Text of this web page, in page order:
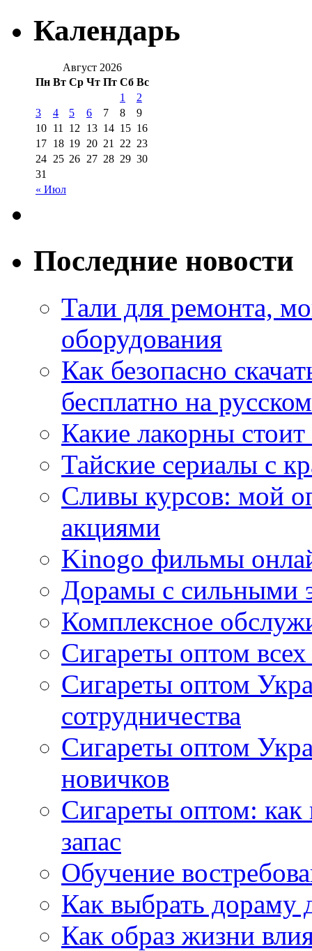
Календарь
Август 2026
Пн Вт Ср Чт Пт Сб Вс
« Июл
1
2
3
4 5 6 7 8
9
10 11 12 13 14 15 16
17 18 19 20 21 22 23
24 25 26 27 28 29 30
31
Последние новости
Тали для ремонта,
оборудования
Как безопасно
бесплатно на
Какие лакорны
Тайские сериалы с
Сливы курсов: мой
акциями
Kinogo фильмы
Дорамы с сильными
Комплексное
Сигареты оптом
Сигареты оптом
сотрудничества
Сигареты оптом
новичков
Сигареты оптом:
запас
Обучение
Как выбрать дораму
Как образ жизни